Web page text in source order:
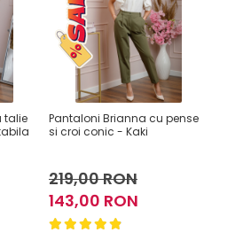
talie
Pantaloni Brianna cu pense
si croi conic - Kaki
219,00 RON
143,00 RON